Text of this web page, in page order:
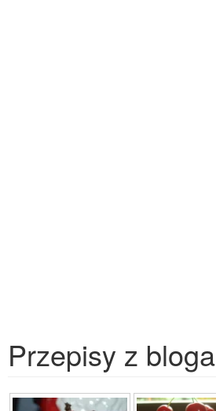
Przepisy z bloga